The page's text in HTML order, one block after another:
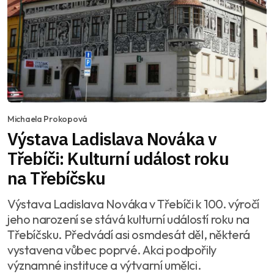
Michaela Prokopová
Výstava Ladislava Nováka v
Třebíči: Kulturní událost roku
na Třebíčsku
Výstava Ladislava Nováka v Třebíči k 100. výročí
jeho narození se stává kulturní událostí roku na
Třebíčsku. Předvádí asi osmdesát děl, některá
vystavena vůbec poprvé. Akci podpořily
významné instituce a výtvarní umělci.